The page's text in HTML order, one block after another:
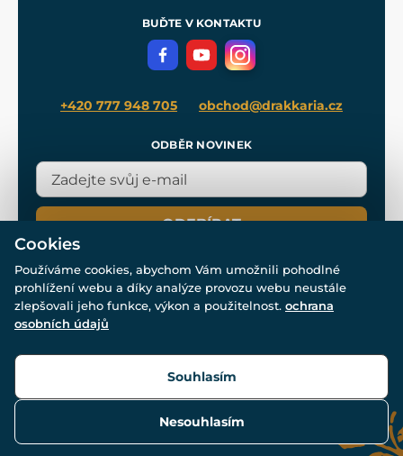
Meče pro Kingdom Come
BUĎTE V KONTAKTU
+420 777 948 705 obchod@drakkaria.cz
ODBĚR NOVINEK
ODEBÍRAT
© Všechna práva vyhrazena. www.drakkaria.cz 2007-2026.
Cookies
Používáme cookies, abychom Vám umožnili pohodlné
prohlížení webu a díky analýze provozu webu neustále
zlepšovali jeho funkce, výkon a použitelnost. ochrana
osobních údajů
Nesouhlasím
Souhlasím